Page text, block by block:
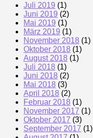
Juli 2019 (1)
Juni 2019 (2)
Mai 2019 (1)
März 2019 (1)
November 2018 (1)
Oktober 2018 (1)
August 2018 (1)
Juli 2018 (1)
Juni 2018 (2)
Mai 2018 (3)
April 2018 (2)
Februar 2018 (1)
November 2017 (1)
Oktober 2017 (3)
September 2017 (1)